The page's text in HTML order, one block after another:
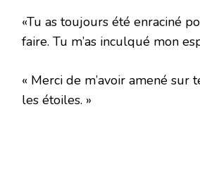
«Tu as toujours été enraciné
faire. Tu m’as inculqué mon
« Merci de m’avoir amené sur
les étoiles. »